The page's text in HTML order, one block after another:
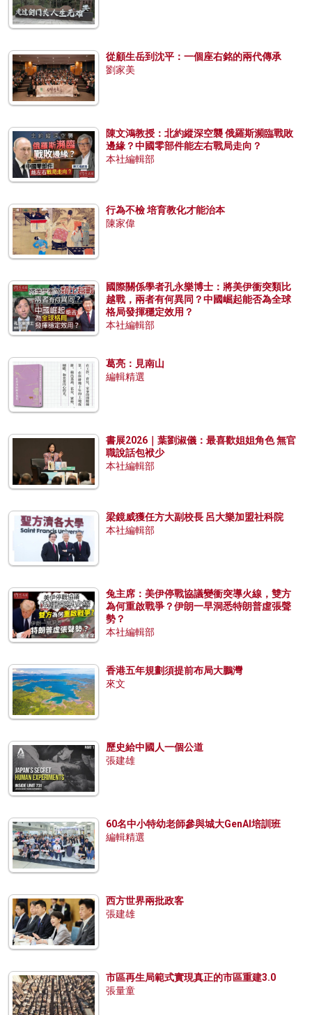
從顧生岳到沈平：一個座右銘的兩代傳承
劉家美
陳文鴻教授：北約縱深空襲 俄羅斯瀕臨戰敗
邊緣？中國零部件能左右戰局走向？
本社編輯部
行為不檢 培育教化才能治本
陳家偉
國際關係學者孔永樂博士：將美伊衝突類比
越戰，兩者有何異同？中國崛起能否為全球
格局發揮穩定效用？
本社編輯部
葛亮：見南山
編輯精選
書展2026｜葉劉淑儀：最喜歡姐姐角色 無官
職說話包袱少
本社編輯部
梁鏡威獲任方大副校長 呂大樂加盟社科院
本社編輯部
兔主席：美伊停戰協議變衝突導火線，雙方
為何重啟戰爭？伊朗一早洞悉特朗普虛張聲
勢？
本社編輯部
香港五年規劃須提前布局大鵬灣
來文
歷史給中國人一個公道
張建雄
60名中小特幼老師參與城大GenAI培訓班
編輯精選
西方世界兩批政客
張建雄
市區再生局範式實現真正的市區重建3.0
張量童